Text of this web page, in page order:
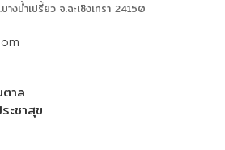
งน้ำเปรี้ยว จ.ฉะเชิงเทรา 24150
าล
ะชาสุข